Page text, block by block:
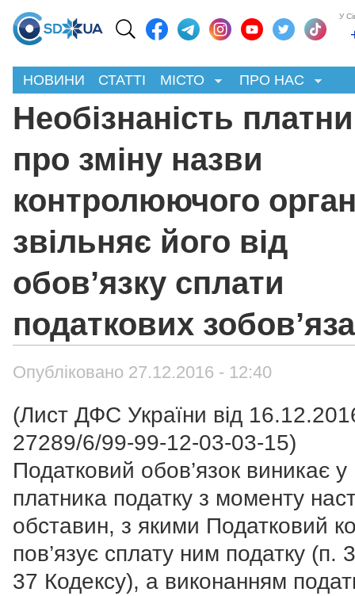
У
НОВИНИ СТАТТІ МІСТО ПРО НАС
Необізнаність
про зміну назви
контролюючого
звільняє його від
обов’язку сплати
податкових
Опубліковано 27.12.2016 - 12:40
(Лист ДФС України від
27289/6/99-99-12-03-03-15)
Податковий обов’язок виникає у
платника податку з моменту
обставин, з якими Податковий
пов’язує сплату ним податку (п.
37 Кодексу), а виконанням